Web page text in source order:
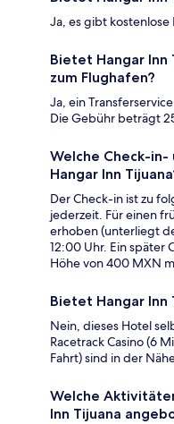
Ja, es gibt kostenlose
Bietet Hangar Inn
zum Flughafen?
Ja, ein
Die Gebühr beträgt
Welche Check-
Hangar Inn
Der Check-in ist zu
jederzeit. Für einen
erhoben (unterliegt
12:00 Uhr. Ein später
Höhe von 400 MXN
Bietet Hangar Inn
Nein, dieses Hotel
Racetrack Casino (6
Fahrt) sind in der
Welche
Inn Tijuana